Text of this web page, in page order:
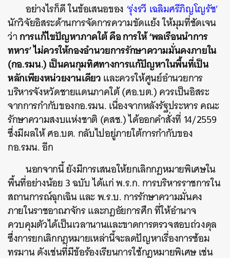
อย่างไรก็ดี ในข้อเสนอของ ‘รุ่งรวี เฉลิมศรีภิญโญรัช’
นักวิจัยอิสระด้านการจัดการความขัดแย้ง ให้มุมที่ชัดเจน
ว่าการแก้ไขปัญหาภาคใต้ คือ การให้ ‘พลเรือนนำการ
ทหาร’ ไม่ควรให้กองอำนวยการรักษาความมั่นคงภายใน
(กอ.รมน.) เป็นคนกุมทิศทางการแก้ปัญหาในพื้นที่เป็น
หลักเพียงหน่วยงานเดียวและควรให้ศูนย์อำนวยการ
บริหารจังหวัดชายแดนภาคใต้ (ศอ.บต.) ควรเป็นอิสระ
จากการกำกับของกอ.รมน. เนื่องจากหลังรัฐประหาร คณะ
รักษาความสงบแห่งชาติ (คสช.) ได้ออกคำสั่งที่ 14/2559
ซึ่งมีผลให้ ศอ.บต. กลับไปอยู่ภายใต้การกำกับของ
กอ.รมน. อีก
นอกจากนี้ ยังมีการเสนอให้ยกเลิกกฎหมายพิเศษใน
พื้นที่อย่างน้อย 3 ฉบับ ได้แก่ พ.ร.ก. การบริหารราชการใน
สถานการณ์ฉุกเฉิน และ พ.ร.บ. การรักษาความมั่นคง
ภายในราชอาณาจักร และกฎอัยการศึก ที่ให้อำนาจ
ควบคุมตัวได้เป็นเวลานานและขาดการตรวจสอบถ่วงดุล
ซึ่งการยกเลิกกฎหมายเหล่านี้จะลดปัญหาเรื่องการซ้อม
ทรมาน ดังเช่นที่มีข้อร้องเรียนการใช้กฎหมายพิเศษ เช่น